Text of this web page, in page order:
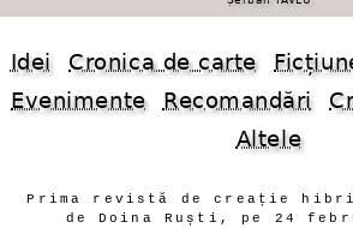
Idei Cronica de carte
Evenimente
Recomandări
Altele
Prima revistă de creație
de Doina Ruști, pe 24